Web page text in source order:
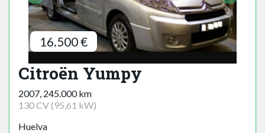
16.500 €
Citroën Yumpy
2007, 245.000 km
130 CV (95,61 kW)
Huelva